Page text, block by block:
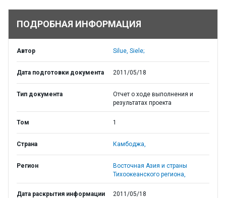
ПОДРОБНАЯ ИНФОРМАЦИЯ
Автор Silue, Siele;
Дата подготовки документа 2011/05/18
Тип документа
Отчет о ходе выполнения и
результатах проекта
Том 1
Страна Камбоджа,
Регион
Восточная Азия и страны
Тихоокеанского региона,
Дата раскрытия информации 2011/05/18